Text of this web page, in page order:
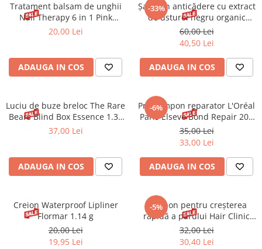
Tratament balsam de unghii
Nail Therapy 6 in 1 Pink
Eveline 5 ml
20,00 Lei
ADAUGA IN COS
-33%
Șampon anticădere cu extract
de usturoi negru organic
Bioblas 1L
60,00 Lei
40,50 Lei
ADAUGA IN COS
Luciu de buze breloc The Rare
Bears Blind Box Essence 1.38
ml
37,00 Lei
ADAUGA IN COS
-6%
Pre-șampon reparator L'Oréal
Paris Elseve Bond Repair 200
ml
35,00 Lei
33,00 Lei
ADAUGA IN COS
Creion Waterproof Lipliner
Flormar 1.14 g
20,00 Lei
19,95 Lei
-5%
Șampon pentru creșterea
rapidă a părului Hair Clinic
Fast Growth Micellar 8-1
Eveline 400 ml
32,00 Lei
30,40 Lei